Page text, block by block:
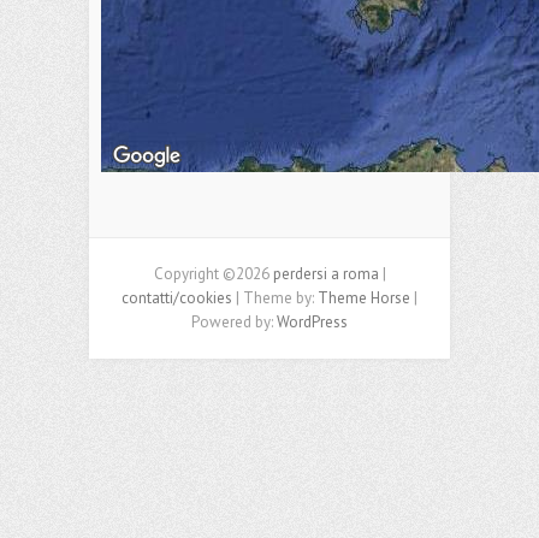
Copyright ©2026 perdersi a roma |
contatti/cookies | Theme by: Theme Horse |
Powered by:WordPress